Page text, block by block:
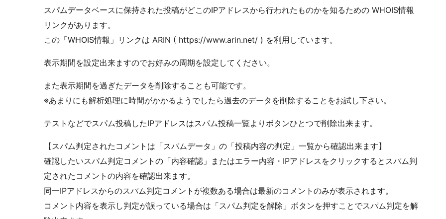
スパムデータベースに保持された投稿がどこのIPアドレスから行われたものかを知るための WHOIS情報
リンクがあります。
この「WHOIS情報」リンクは ARIN ( https://www.arin.net/ ) を利用しています。
表示期間を設定出来ますのでお好みの周期を設定してください。
また表示期間を過ぎたデータを削除することも可能です。
※あまりにも解析処理に時間がかかるようでしたら過去のデータを削除することをお試し下さい。
テストなどでスパム投稿したIPアドレスはスパム投稿一覧よりボタンひとつで削除出来ます。
【スパム判定されたコメントは「スパムデータ」の「投稿内容の判定」一覧から確認出来ます】
確認したいスパム判定コメントの「内容確認」またはエラー内容・IPアドレスをクリックするとスパム判
定されたコメントの内容を確認出来ます。
同一IPアドレスからのスパム判定コメントが複数ある場合は最新のコメントのみが表示されます。
コメント内容を表示し判定が誤っている場合は「スパム判定を解除」ボタンを押すことでスパム判定を解